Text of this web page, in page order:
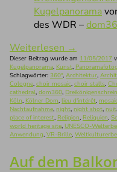
Kugelpanorama
des WDR –
Weiterlesen →
Dieser Beitrag wurde am 11/05/2017
Kugelpanorama, Kunst,
Schlagwörter: 360°, Architektur,
Cologne, choir mosaic, choir stalls,
cathedral, dom360, Dreikönigenschrein
Köln, Kölner Dom, lieu d'intérêt,
Nachtaufnahme, night, night shot, nuit,
place of interest, Religion, Reliquien,
world heritage site, UNESCO-
Anwendung, VR-Brille, Weltkulturerbe
Auf dem